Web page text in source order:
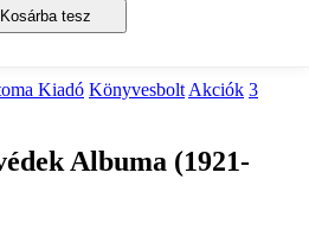
Kosárba tesz
Kiadó KönyvesboltAkciók 3
Albuma (1921-